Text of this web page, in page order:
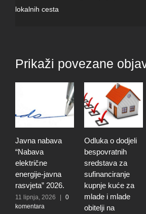
lokalnih cesta
Prikaži povezane
Javna nabava
“Nabava
električne
energije-javna
rasvjeta” 2026.
11 lipnja, 2026
0
komentara
Odluka o dodjeli
bespovratnih
sredstava za
sufinanciranje
kupnje kuće za
mlade i mlade
obitelji na